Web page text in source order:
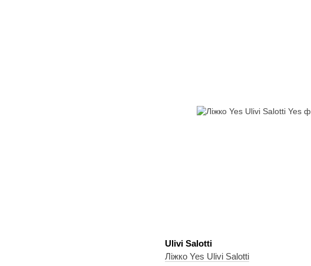
Ulivi Salotti
Ліжко Yes Ulivi Salotti